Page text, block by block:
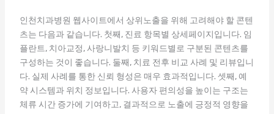
인천치과병원 웹사이트에서 상위노출을 위해 고려해야 할 콘텐
츠는 다음과 같습니다. 첫째, 진료 항목별 상세페이지입니다. 임
플란트, 치아교정, 사랑니발치 등 키워드별로 구분된 콘텐츠를
구성하는 것이 좋습니다. 둘째, 치료 전후 비교 사례 및 리뷰입니
다. 실제 사례를 통한 신뢰 형성은 매우 효과적입니다. 셋째, 예
약 시스템과 위치 정보입니다. 사용자 편의성을 높이는 구조는
체류 시간 증가에 기여하고, 결과적으로 노출에 긍정적 영향을